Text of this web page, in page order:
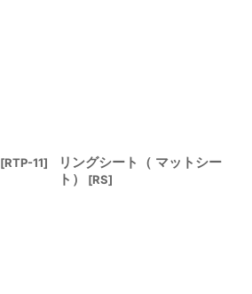
[RTP-11]
リングシート（ マットシー
ト）
[RS]